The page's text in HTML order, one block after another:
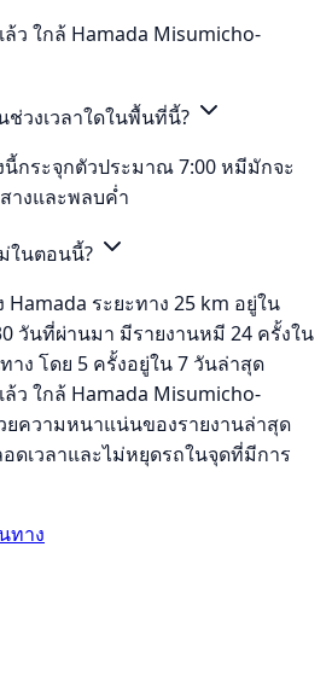
ว ใกล้ Hamada Misumicho-
วงเวลาใดในพื้นที่นี้?
นี้กระจุกตัวประมาณ 7:00 หมีมักจะ
างและพลบค่ำ
ในตอนนี้?
Hamada ระยะทาง 25 km อยู่ใน
วันที่ผ่านมา มีรายงานหมี 24 ครั้งใน
าง โดย 5 ครั้งอยู่ใน 7 วันล่าสุด
ว ใกล้ Hamada Misumicho-
ยความหนาแน่นของรายงานล่าสุด
ดเวลาและไม่หยุดรถในจุดที่มีการ
ทาง